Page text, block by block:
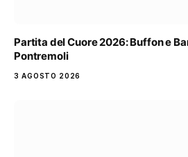
Partita del Cuore 2026: Buffon e
Pontremoli
3 AGOSTO 2026